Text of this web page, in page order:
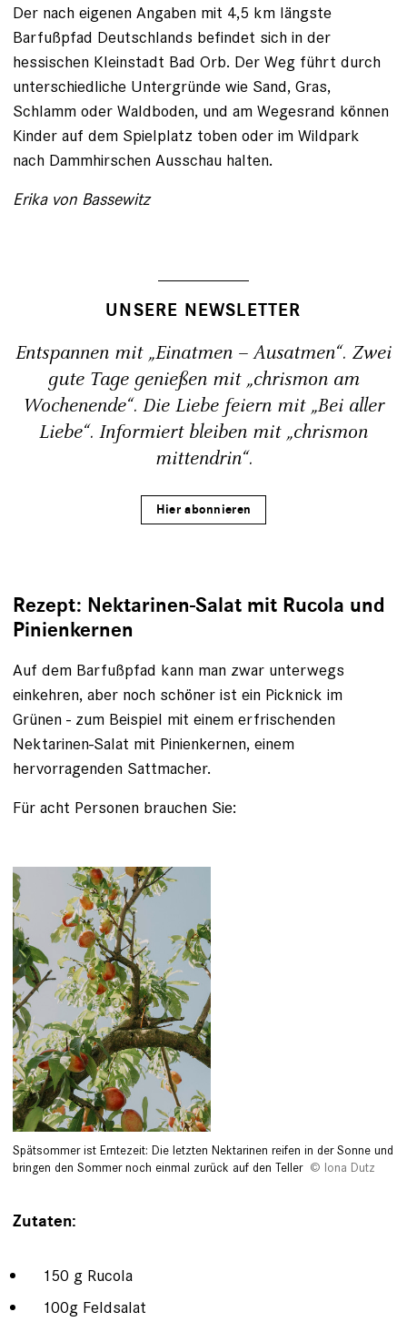
Der nach eigenen Angaben mit 4,5 km längste
Barfußpfad Deutschlands befindet sich in der
hessischen Kleinstadt Bad Orb. Der Weg führt durch
unterschiedliche Untergründe wie Sand, Gras,
Schlamm oder Waldboden, und am Wegesrand können
Kinder auf dem Spielplatz toben oder im Wildpark
nach Dammhirschen Ausschau halten.
Erika von Bassewitz
UNSERE NEWSLETTER
Entspannen mit „Einatmen – Ausatmen“. Zwei
gute Tage genießen mit „chrismon am
Wochenende“. Die Liebe feiern mit „Bei aller
Liebe“. Informiert bleiben mit „chrismon
mittendrin“.
Hier abonnieren
Rezept: Nektarinen-Salat mit Rucola und
Pinienkernen
Auf dem Barfußpfad kann man zwar unterwegs
einkehren, aber noch schöner ist ein Picknick im
Grünen - zum Beispiel mit einem erfrischenden
Nektarinen-Salat mit Pinienkernen, einem
hervorragenden Sattmacher.
Für acht Personen brauchen Sie:
Spätsommer ist Erntezeit: Die letzten Nektarinen reifen in der Sonne und
bringen den Sommer noch einmal zurück auf den Teller
Iona Dutz
Zutaten:
150 g Rucola
100g Feldsalat